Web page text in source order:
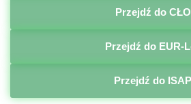
Przejdź do CŁO
Przejdź do EUR-
Przejdź do ISAP